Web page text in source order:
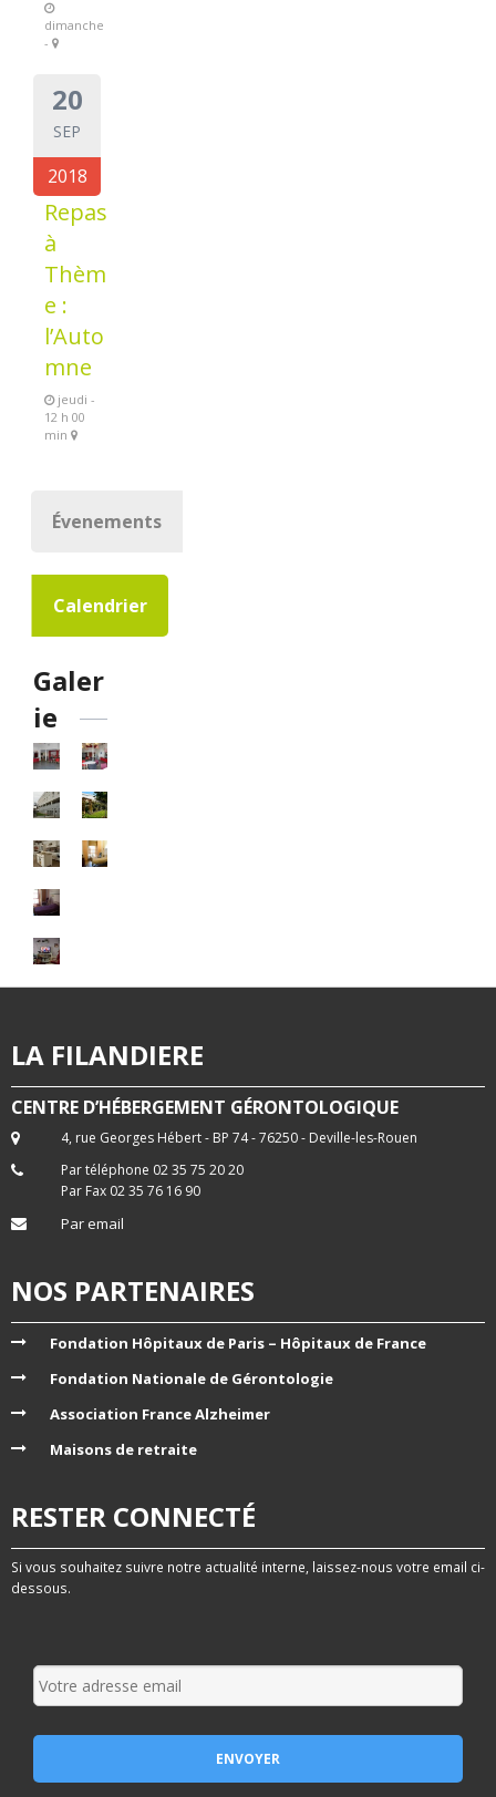
dimanche
-
20
SEP
2018
Repas
à
Thèm
e :
l’Auto
mne
jeudi -
12 h 00
min
Évenements
Calendrier
Galer
ie
LA FILANDIERE
CENTRE D’HÉBERGEMENT GÉRONTOLOGIQUE
4, rue Georges Hébert - BP 74 - 76250 - Deville-les-Rouen
Par téléphone 02 35 75 20 20
Par Fax 02 35 76 16 90
Par email
NOS PARTENAIRES
Fondation Hôpitaux de Paris – Hôpitaux de France
Fondation Nationale de Gérontologie
Association France Alzheimer
Maisons de retraite
RESTER CONNECTÉ
Si vous souhaitez suivre notre actualité interne, laissez-nous votre email ci-
dessous.